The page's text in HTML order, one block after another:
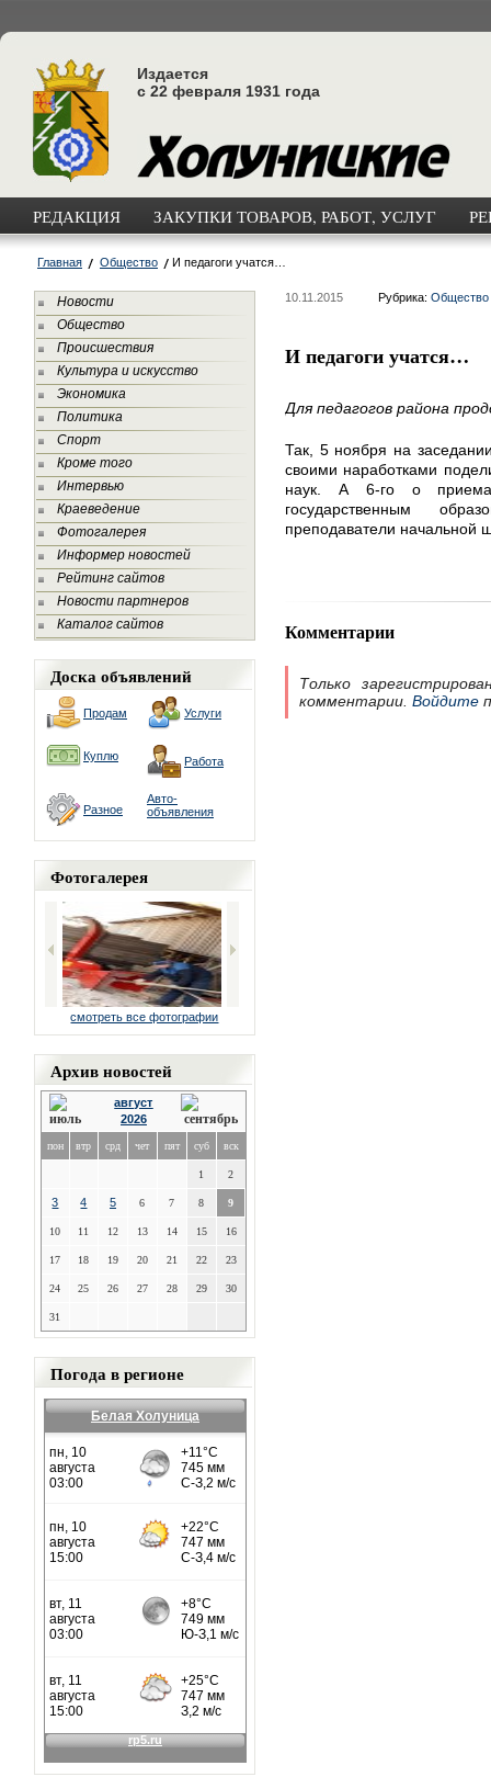
Издается
с 22 февраля 1931 года
РЕДАКЦИЯ ЗАКУПКИ ТОВАРОВ, РАБОТ, УСЛУГ
Главная Общество И педагоги учатся…
Новости
Общество
Происшествия
Культура и искусство
Экономика
Политика
Спорт
Кроме того
Интервью
Краеведение
Фотогалерея
Информер новостей
Рейтинг сайтов
Новости партнеров
Каталог сайтов
Доска объявлений
Продам Услуги
Куплю Работа
Разное
Авто-
объявления
Фотогалерея
смотреть все фотографии
Архив новостей
август
2026
пон втр срд чет пят суб вск
1 2
3 4 5 6 7 8 9
10 11 12 13 14 15 16
17 18 19 20 21 22 23
24 25 26 27 28 29 30
31
Погода в регионе
Белая Холуница
10.11.2015 Рубрика: Общество
И педагоги учатся…
Для педагогов района
Так, 5 ноября на
своими наработками
наук. А 6-го о
государственным
преподаватели начальной
Комментарии
Только
комментарии. Войдите